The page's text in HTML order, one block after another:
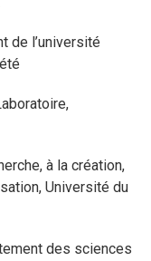
de l’université
à la création,
Université du
des sciences